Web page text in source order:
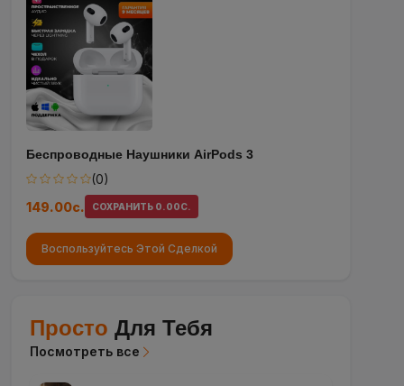
Беспроводные Наушники AirPods 3
(0)
149.00с.
СОХРАНИТЬ 0.00С.
Воспользуйтесь Этой Сделкой
Просто Для Тебя
Посмотреть все